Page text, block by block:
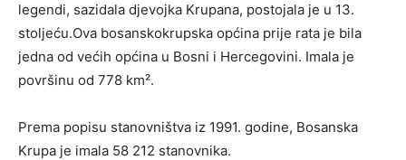
legendi, sazidala djevojka Krupana, postojala je u 13.
stoljeću.Ova bosanskokrupska općina prije rata je bila
jedna od većih općina u Bosni i Hercegovini. Imala je
površinu od 778 km².
Prema popisu stanovništva iz 1991. godine, Bosanska
Krupa je imala 58 212 stanovnika.